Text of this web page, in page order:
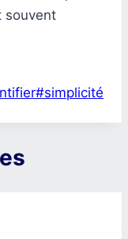
souvent
#simplicité